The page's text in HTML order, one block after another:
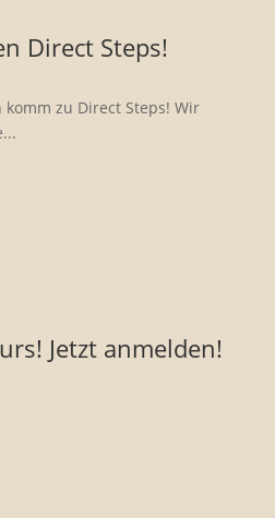
Direct Steps!
komm zu Direct Steps! Wir
Jetzt anmelden!